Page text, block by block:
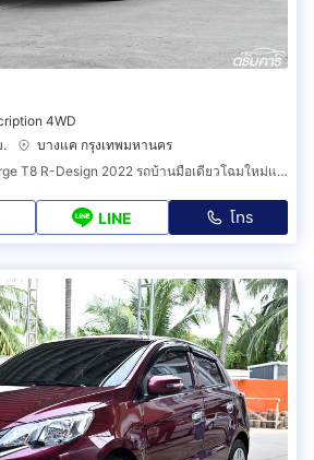
4WD
.
บางแค กรุงเทพมหานคร
Volvo V60 มือสอง Recharge T8 R-Design 2022 รถบ้านมือเดียวโฉมใหม่แบตใหม่วารันตีศูนย์เหลือยาวถึงปี 2027 (รหัสสินค้า FHIB)
LINE โทร